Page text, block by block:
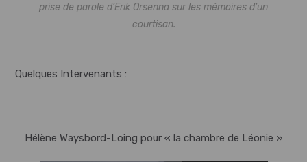
prise de parole d’Erik Orsenna sur les mémoires d’un
courtisan.
Quelques Intervenants :
Hélène Waysbord-Loing pour « la chambre de Léonie »